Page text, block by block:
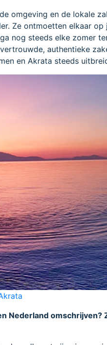
omgeving en de lokale
Ze ontmoetten elkaar op
nog steeds elke zomer
authentieke
en Akrata steeds
Nederland omschrijven?